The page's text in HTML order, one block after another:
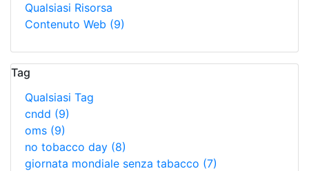
Qualsiasi Risorsa
Contenuto Web (9)
Tag
Qualsiasi Tag
cndd (9)
oms (9)
no tobacco day (8)
giornata mondiale senza tabacco (7)